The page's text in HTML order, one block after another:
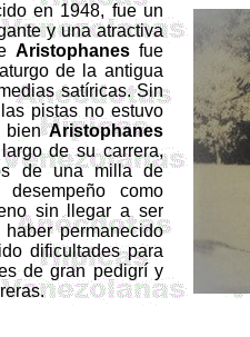
en 1948, fue un
y una atractiva
Aristophanes fue
de la antigua
satíricas. Sin
pistas no estuvo
bienAristophanes
de su carrera,
de una milla de
como
sin llegar a ser
permanecido
dificultades para
de gran pedigrí y